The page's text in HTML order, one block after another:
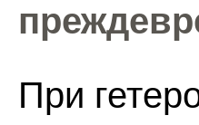
При